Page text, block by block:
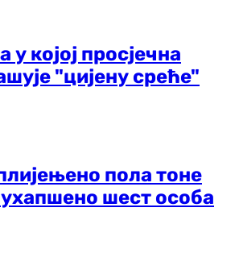
у којој просјечна
"цијену среће"
пола тоне
шест особа